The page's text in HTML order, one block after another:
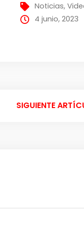
Noticias,
4 junio, 2023
SIGUIENTE